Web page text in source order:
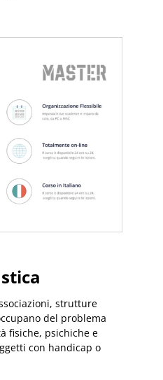
strutture
del problema
fisiche, psichiche e
con handicap o